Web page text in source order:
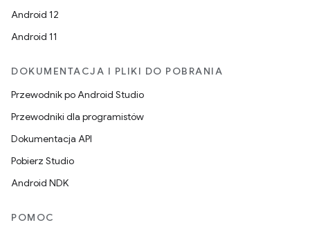
Android 12
Android 11
DOKUMENTACJA I PLIKI DO POBRANIA
Przewodnik po Android Studio
Przewodniki dla programistów
Dokumentacja API
Pobierz Studio
Android NDK
POMOC